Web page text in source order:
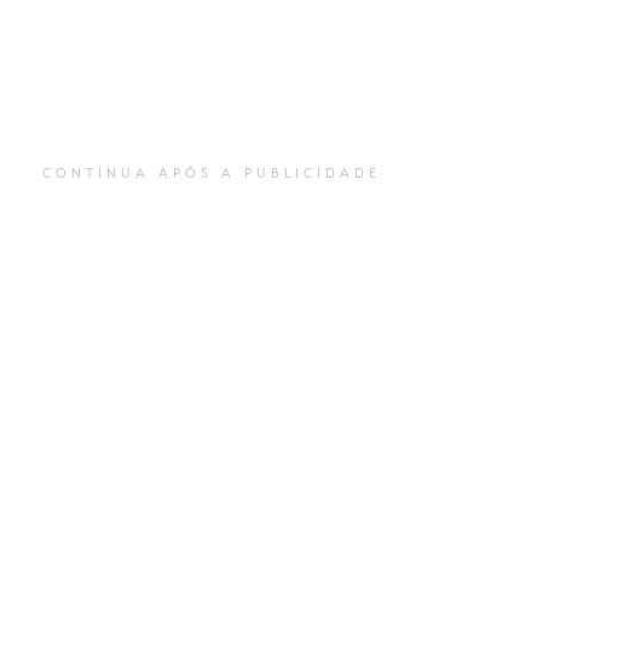
CONTINUA APÓS A PUBLICIDADE